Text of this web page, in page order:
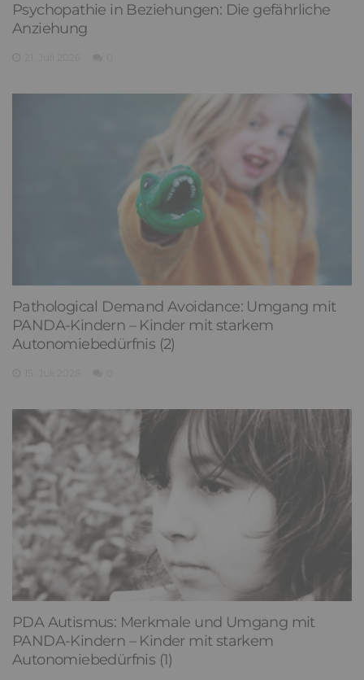
Psychopathie in Beziehungen: Die gefährliche
Anziehung
Pathological Demand Avoidance: Umgang mit
PANDA-Kindern – Kinder mit starkem
Autonomiebedürfnis (2)
PDA Autismus: Merkmale und Umgang mit
PANDA-Kindern – Kinder mit starkem
Autonomiebedürfnis (1)